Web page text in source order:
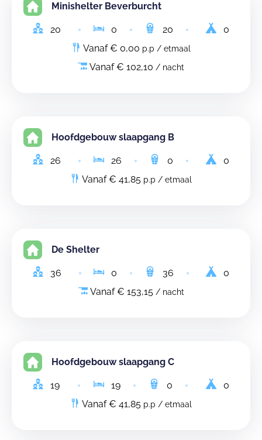
Minishelter Beverburcht
20 0 20
0
Vanaf € 0,00 p.p / etmaal
Vanaf € 102,10 / nacht
Hoofdgebouw slaapgang B
26 26 0
0
Vanaf € 41,85 p.p / etmaal
De Shelter
36 0 36
0
Vanaf € 153,15 / nacht
Hoofdgebouw slaapgang C
19 19 0
0
Vanaf € 41,85 p.p / etmaal